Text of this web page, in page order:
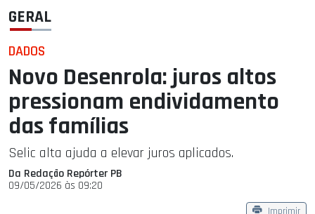
GERAL
DADOS
Novo Desenrola: juros altos
pressionam endividamento
das famílias
Selic alta ajuda a elevar juros aplicados.
Da Redação Repórter PB
09/05/2026 às 09:20
Imprimir